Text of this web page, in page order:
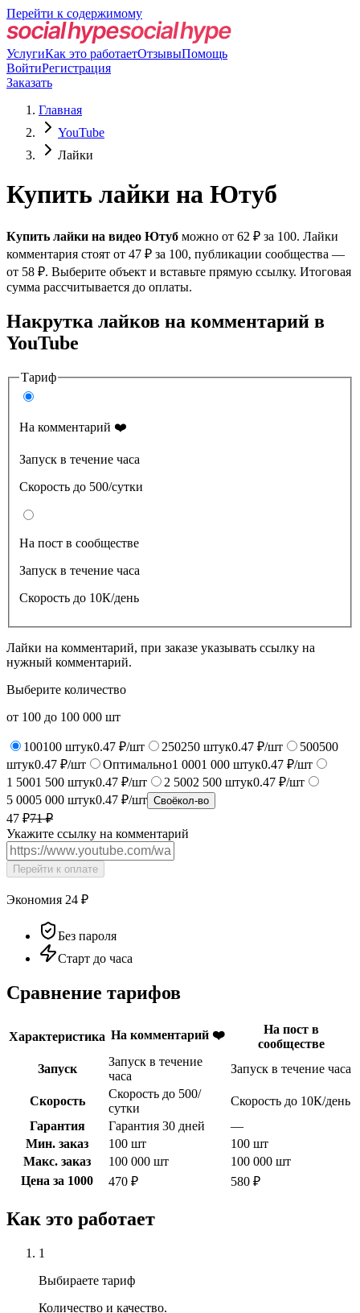
Перейти к содержимому
УслугиКак это работаетОтзывыПомощь
ВойтиРегистрация
Заказать
Главная
YouTube
Лайки
Купить лайки на Ютуб
Купить лайки на видео Ютуб можно от 62 ₽ за 100. Лайки
комментария стоят от 47 ₽ за 100, публикации сообщества —
от 58 ₽. Выберите объект и вставьте прямую ссылку. Итоговая
сумма рассчитывается до оплаты.
Накрутка лайков на комментарий в
YouTube
Тариф
На комментарий ❤️
Запуск в течение часа
Скорость до 500/сутки
На пост в сообществе
Запуск в течение часа
Скорость до 10К/день
Лайки на комментарий, при заказе указывать ссылку на
нужный комментарий.
Выберите количество
от 100 до 100 000 шт
100100 штук0.47 ₽/шт 250250 штук0.47 ₽/шт 500500
штук0.47 ₽/шт Оптимально1 0001 000 штук0.47 ₽/шт
1 5001 500 штук0.47 ₽/шт 2 5002 500 штук0.47 ₽/шт
5 0005 000 штук0.47 ₽/шт Своёкол-во
47 ₽71₽
Укажите ссылку на комментарий
Перейти к оплате
Экономия 24 ₽
Без пароля
Старт до часа
Сравнение тарифов
Характеристика На комментарий ❤️
На пост в
сообществе
Запуск
Запуск в течение
часа
Запуск в течение часа
Скорость
Скорость до 500/
сутки
Скорость до 10К/день
Гарантия
Гарантия 30 дней
—
Мин. заказ
100 шт
100 шт
Макс. заказ
100 000 шт
100 000 шт
Цена за 1000
470 ₽ 580 ₽
Как это работает
1
Выбираете тариф
Количество и качество.